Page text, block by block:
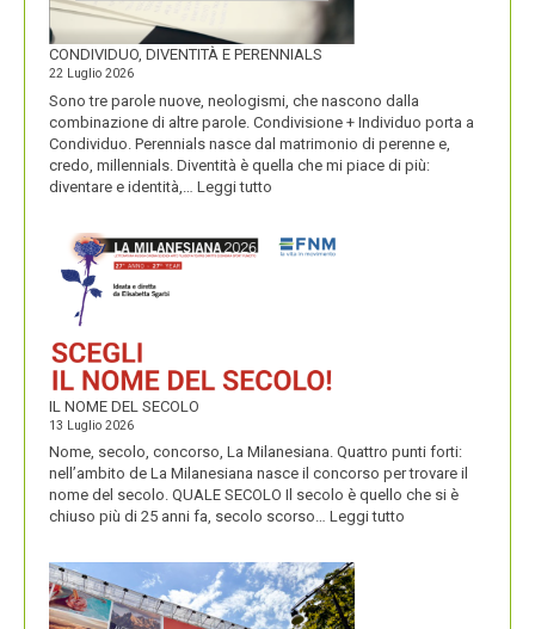
CONDIVIDUO, DIVENTITÀ E PERENNIALS
22 Luglio 2026
Sono tre parole nuove, neologismi, che nascono dalla
combinazione di altre parole. Condivisione + Individuo porta a
Condividuo. Perennials nasce dal matrimonio di perenne e,
credo, millennials. Diventità è quella che mi piace di più:
diventare e identità,… Leggi tutto
E
IL NOME DEL SECOLO
13 Luglio 2026
Nome, secolo, concorso, La Milanesiana. Quattro punti forti:
nell’ambito de La Milanesiana nasce il concorso per trovare il
nome del secolo. QUALE SECOLO Il secolo è quello che si è
chiuso più di 25 anni fa, secolo scorso… Leggi tutto